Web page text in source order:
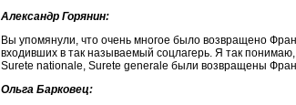
Александр Горянин:
Вы упомянули, что очень многое было возвращено
входивших в так называемый соцлагерь. Я так понимаю,
Surete nationale, Surete generale были возвращены
Ольга Барковец: